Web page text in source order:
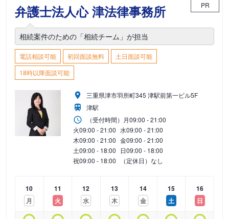
弁護士法人心 津法律事務所 PR
相続案件のための「相続チーム」が担当
電話相談可能 初回面談無料
土日面談可能
18時以降面談可能
三重県津市羽所町345 津駅前第一ビル5F
津駅
（受付時間） 月09:00 - 21:00
火09:00 - 21:00 水09:00 - 21:00
木09:00 - 21:00 金09:00 - 21:00
土09:00 - 18:00 日09:00 - 18:00
祝09:00 - 18:00 （定休日）なし
10
月
11
火
12
水
13
木
14
金
15
土
16
日